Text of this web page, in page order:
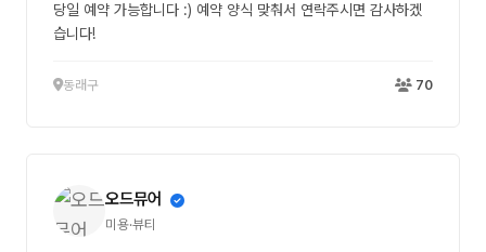
당일 예약 가능합니다 :) 예약 양식 맞춰서 연락주시면 감사하겠
습니다!
동래구 70
오드뮤어
미용·뷰티